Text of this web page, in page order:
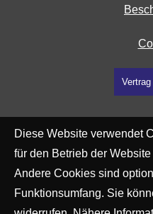
Diese Website verwendet
für den Betrieb der
Andere Cookies sind
Funktionsumfang. Sie